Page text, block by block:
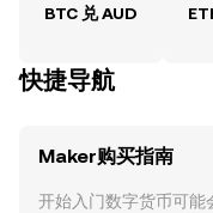
BTC 兑 AUD
快捷导航
Maker购买指南
开始入门数字货币可能